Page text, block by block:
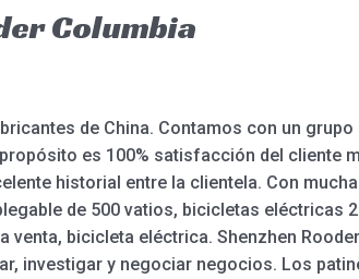
Columbia
de China. Contamos con un grupo
es 100% satisfacción del cliente
historial entre la clientela. Con
de 500 vatios, bicicletas eléctricas
bicicleta eléctrica. Shenzhen
investigar y negociar negocios. Los